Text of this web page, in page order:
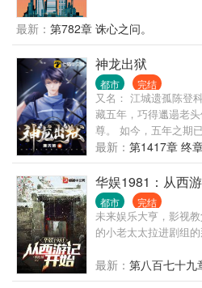
最新： 第782章 诛心之问。
神龙出狱
都市 完结
又名： 江城遗孤陈登
藏五年，巧得邋遢老
尊。 如今，五年之期
风云！
最新： 第1417章 终
华娱1981：从西
都市 完结
未来娱乐大亨，影视
的小老太太拉进剧组的
最新： 第八百七十九